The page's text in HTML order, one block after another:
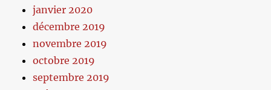
janvier 2020
décembre 2019
novembre 2019
octobre 2019
septembre 2019